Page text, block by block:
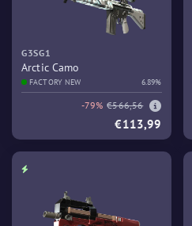
G3SG1
Arctic Camo
FACTORY NEW 6.89%
-79% €566,56
€113,99